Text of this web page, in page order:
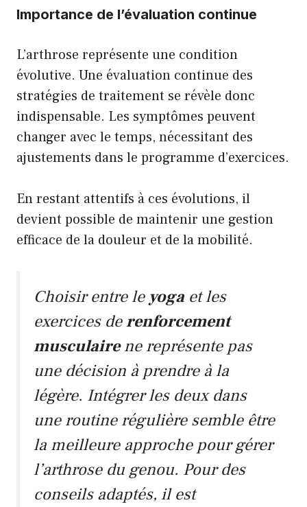
Importance de l’évaluation continue
L’arthrose représente une condition
évolutive. Une évaluation continue des
stratégies de traitement se révèle donc
indispensable. Les symptômes peuvent
changer avec le temps, nécessitant des
ajustements dans le programme d’exercices.
En restant attentifs à ces évolutions, il
devient possible de maintenir une gestion
efficace de la douleur et de la mobilité.
Choisir entre le yoga et les
exercices derenforcement
musculairene représente pas
une décision à prendre à la
légère. Intégrer les deux dans
une routine régulière semble être
la meilleure approche pour gérer
l’arthrose du genou. Pour des
conseils adaptés, il est